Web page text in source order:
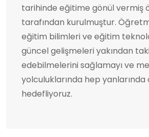
tarihinde eğitime gönül vermiş
tarafından kurulmuştur.
eğitim bilimleri ve eğitim
güncel gelişmeleri yakından
edebilmelerini sağlamayı ve
yolculuklarında hep yanlarında
hedefliyoruz.